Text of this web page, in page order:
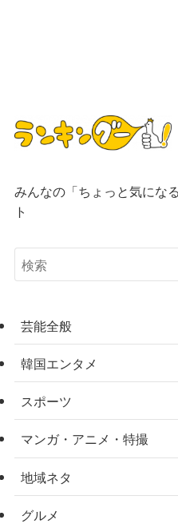
みんなの「ちょっと気にな
ト
芸能全般
韓国エンタメ
スポーツ
マンガ・アニメ・特撮
地域ネタ
グルメ